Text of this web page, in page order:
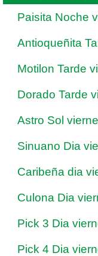
Paisita Noche
Antioqueñita
Motilon Tarde
Dorado Tarde
Astro Sol
Sinuano Dia
Caribeña dia
Culona Dia
Pick 3 Dia
Pick 4 Dia